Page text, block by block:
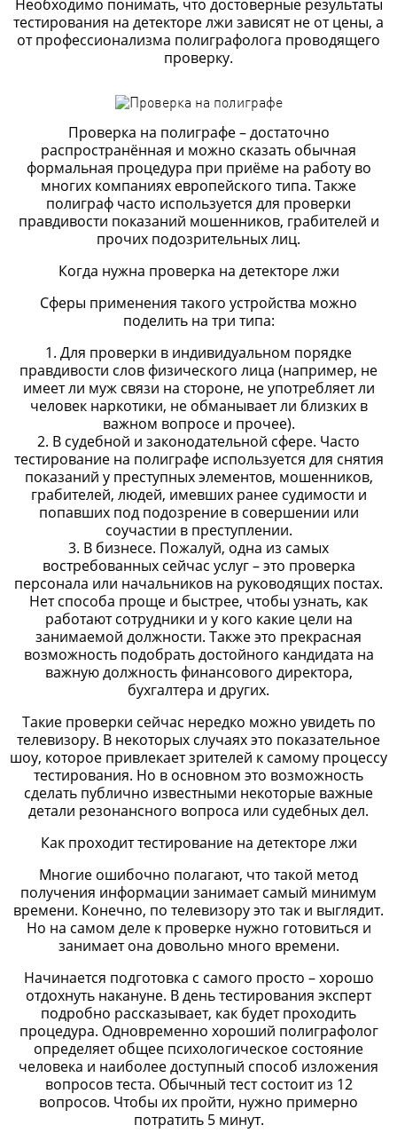
Необходимо понимать, что достоверные результаты
тестирования на детекторе лжи зависят не от цены, а
от профессионализма полиграфолога проводящего
проверку.
Проверка на полиграфе – достаточно
распространённая и можно сказать обычная
формальная процедура при приёме на работу во
многих компаниях европейского типа. Также
полиграф часто используется для проверки
правдивости показаний мошенников, грабителей и
прочих подозрительных лиц.
Когда нужна проверка на детекторе лжи
Сферы применения такого устройства можно
поделить на три типа:
1. Для проверки в индивидуальном порядке
правдивости слов физического лица (например, не
имеет ли муж связи на стороне, не употребляет ли
человек наркотики, не обманывает ли близких в
важном вопросе и прочее).
2. В судебной и законодательной сфере. Часто
тестирование на полиграфе используется для снятия
показаний у преступных элементов, мошенников,
грабителей, людей, имевших ранее судимости и
попавших под подозрение в совершении или
соучастии в преступлении.
3. В бизнесе. Пожалуй, одна из самых
востребованных сейчас услуг – это проверка
персонала или начальников на руководящих постах.
Нет способа проще и быстрее, чтобы узнать, как
работают сотрудники и у кого какие цели на
занимаемой должности. Также это прекрасная
возможность подобрать достойного кандидата на
важную должность финансового директора,
бухгалтера и других.
Такие проверки сейчас нередко можно увидеть по
телевизору. В некоторых случаях это показательное
шоу, которое привлекает зрителей к самому процессу
тестирования. Но в основном это возможность
сделать публично известными некоторые важные
детали резонансного вопроса или судебных дел.
Как проходит тестирование на детекторе лжи
Многие ошибочно полагают, что такой метод
получения информации занимает самый минимум
времени. Конечно, по телевизору это так и выглядит.
Но на самом деле к проверке нужно готовиться и
занимает она довольно много времени.
Начинается подготовка с самого просто – хорошо
отдохнуть накануне. В день тестирования эксперт
подробно рассказывает, как будет проходить
процедура. Одновременно хороший полиграфолог
определяет общее психологическое состояние
человека и наиболее доступный способ изложения
вопросов теста. Обычный тест состоит из 12
вопросов. Чтобы их пройти, нужно примерно
потратить 5 минут.